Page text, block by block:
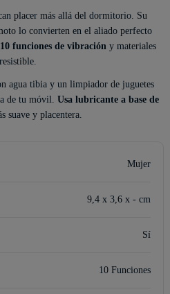
placer más allá del dormitorio. Su
lo convierten en el aliado perfecto
10 funciones de vibración y materiales
agua tibia y un limpiador de juguetes
de tu móvil. Usa lubricante a base de
suave y placentera.
Mujer
9,4 x 3,6 x - cm
Sí
10 Funciones